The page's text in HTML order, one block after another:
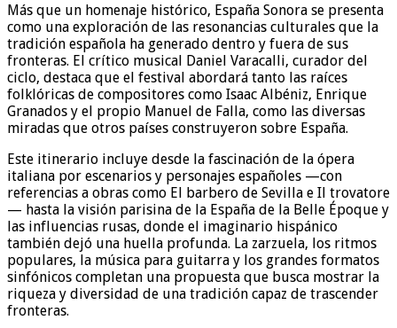
Más que un homenaje histórico, España Sonora se presenta
como una exploración de las resonancias culturales que la
tradición española ha generado dentro y fuera de sus
fronteras. El crítico musical Daniel Varacalli, curador del
ciclo, destaca que el festival abordará tanto las raíces
folklóricas de compositores como Isaac Albéniz, Enrique
Granados y el propio Manuel de Falla, como las diversas
miradas que otros países construyeron sobre España.
Este itinerario incluye desde la fascinación de la ópera
italiana por escenarios y personajes españoles —con
referencias a obras como El barbero de Sevilla e Il trovatore
— hasta la visión parisina de la España de la Belle Époque y
las influencias rusas, donde el imaginario hispánico
también dejó una huella profunda. La zarzuela, los ritmos
populares, la música para guitarra y los grandes formatos
sinfónicos completan una propuesta que busca mostrar la
riqueza y diversidad de una tradición capaz de trascender
fronteras.